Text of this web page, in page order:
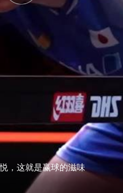
，这就是赢球的滋味